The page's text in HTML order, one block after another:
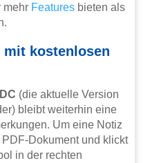
mehr Features bieten als
mit kostenlosen
(die aktuelle Version
bleibt weiterhin eine
Um eine Notiz
Dokument und klickt
in der rechten